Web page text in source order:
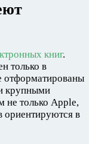
книг.
только в
отформатированы
крупными
не только Apple,
ориентируются в